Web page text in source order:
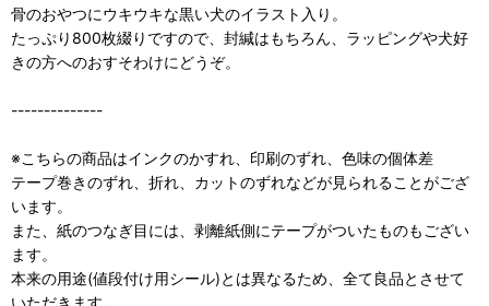
骨のおやつにウキウキな黒い犬のイラスト入り。
たっぷり800枚綴りですので、封緘はもちろん、ラッピングや犬好
きの方へのおすそわけにどうぞ。
--------------
※こちらの商品はインクのかすれ、印刷のずれ、色味の個体差
テープ巻きのずれ、折れ、カットのずれなどが見られることがござ
います。
また、紙のつなぎ目には、剥離紙側にテープがついたものもござい
ます。
本来の用途(値段付け用シール)とは異なるため、全て良品とさせて
いただきます。